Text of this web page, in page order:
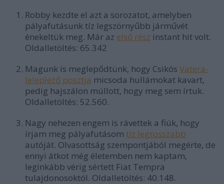
Robby kezdte el azt a sorozatot, amelyben
pályafutásunk tíz legszörnyűbb járművét
énekeltük meg. Már az első rész instant hit volt.
Oldalletöltés: 65.342
Magunk is meglepődtünk, hogy Csikós Vatera-
leleplező posztja micsoda hullámokat kavart,
pedig hajszálon múllott, hogy meg sem írtuk.
Oldalletöltés: 52.560.
Nagy nehezen engem is rávettek a fiúk, hogy
írjam meg pályafutásom tíz legrosszabb
autóját. Olvasottság szempontjából megérte, de
ennyi átkot még életemben nem kaptam,
leginkább vérig sértett Fiat Tempra
tulajdonosoktól. Oldalletöltés: 40.148.